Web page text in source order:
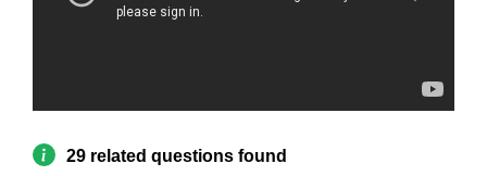
29 related questions found